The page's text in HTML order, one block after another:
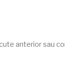
anterior sau